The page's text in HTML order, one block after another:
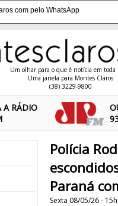
pelo WhatsApp
Um olhar para o que é notícia em toda
Uma janela para Montes Claros
(38) 3229-9800
A RÁDIO
Polícia
Paraná
Sexta 08/05/26 -